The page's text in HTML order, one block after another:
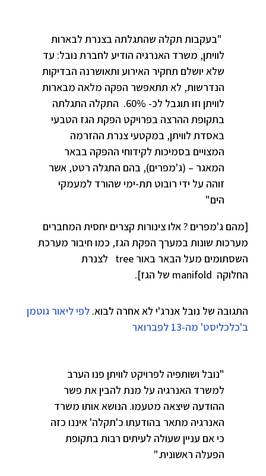
"בעקבות תקלה שהתגלתה בצנרת לבארות
לוויתן, משרד האנרגיה הודיע לחברת נובל: עד
שלא יושלם תחקיר האירוע ותאושרנה הבדיקות
הנדרשות, לא תתאפשר הפקה מלאה מבארות
לוויתן וזו תוגבל לכ- 60%. התקלה התגלתה
בתקופת ההרצה בפרויקט הפקת הגז הטבעי
באסדת לוויתן, במקטעי צנרת ההזרמה
המצויים בסמיכות לקידוחי ההפקה בבאר
המאגר – (ג'מפרים), בהם התגלה רטט, אשר
זוהה על ידי רובוט תת-ימי שהורד למעמקי
הים"
[מהם ג'מפרים ? אלו צינורות קצרים יחסית המחברים
מערכות שונות במערך הפקת הגז, כמו חיבור מערכת
השסתומים מעל הבאר באור tree לצנרת
החלוקה manifold של הגז].
התגובה של נובל אנרג'י לא אחרה לבוא. לפי ליאור גוטמן
ב'כלכליסט' מה-13 לפברואר
"נובל ושותפיה לפרויקט לוויתן פנו הערב
למשרד האנרגיה על מנת להבין את פשר
ההודעה שיצאה מטעמו. הנושא אותו משרד
האנרגיה מתאר בהודעתו כ'תקלה' איננו כזה
כי אם עניין שעולה לעיתים רבות בתקופת
הפעלה ראשונית."